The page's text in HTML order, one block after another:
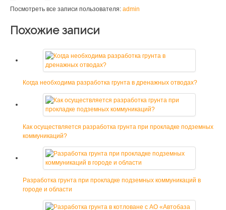
Посмотреть все записи пользователя: admin
Похожие записи
Когда необходима разработка грунта в дренажных отводах?
Как осуществляется разработка грунта при прокладке подземных
коммуникаций?
Разработка грунта при прокладке подземных коммуникаций в
городе и области